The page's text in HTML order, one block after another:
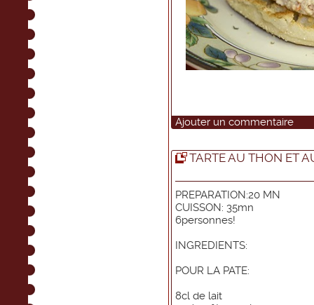
Ajouter un commentaire
TARTE AU THON ET
PREPARATION:20 MN
CUISSON: 35mn
6personnes!
INGREDIENTS:
POUR LA PATE:
8cl de lait